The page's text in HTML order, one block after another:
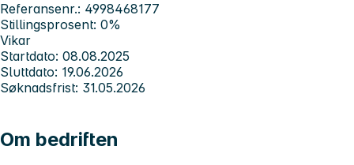
Referansenr.: 4998468177
Stillingsprosent: 0%
Vikar
Startdato: 08.08.2025
Sluttdato: 19.06.2026
Søknadsfrist: 31.05.2026
Om bedriften